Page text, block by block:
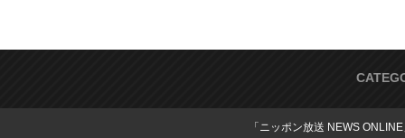
「ニッポン放送 NEWS